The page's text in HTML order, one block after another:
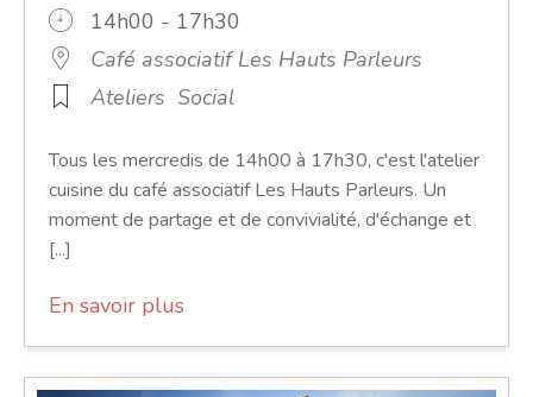
14h00 - 17h30
Café associatif Les Hauts Parleurs
Ateliers Social
Tous les mercredis de 14h00 à 17h30, c'est l'atelier
cuisine du café associatif Les Hauts Parleurs. Un
moment de partage et de convivialité, d'échange et
[...]
En savoir plus